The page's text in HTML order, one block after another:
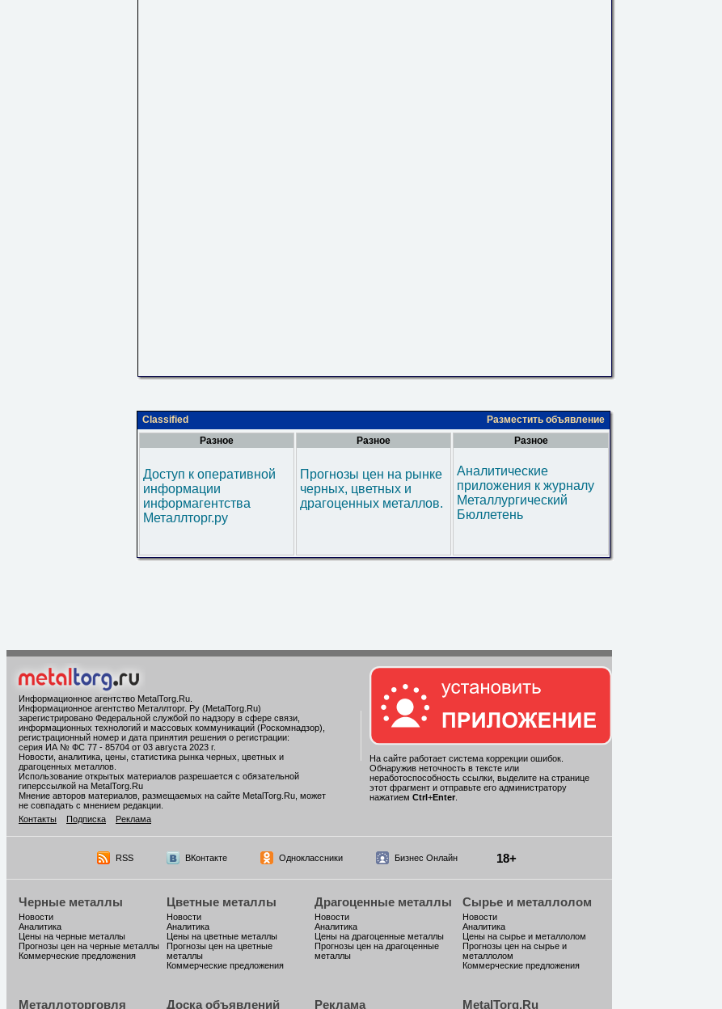
Classified
Разместить объявление
Разное
Доступ к оперативной
информации
информагентства
Металлторг.ру
Разное
Прогнозы цен на рынке
черных, цветных и
драгоценных металлов.
Разное
Аналитические
приложения к журналу
Металлургический
Бюллетень
Информационное агентство MetalTorg.Ru
Информационное агентство Металлторг. Ру (MetalTorg.Ru)
зарегистрировано Федеральной службой по надзору в сфере связи,
информационных технологий и массовых коммуникаций (Роскомнадзор),
регистрационный номер и дата принятия решения о регистрации:
серия ИА № ФС 77 - 85704 от 03 августа 2023 г.
Новости, аналитика, цены, статистика рынка черных, цветных и
драгоценных металлов.
Использование открытых материалов разрешается с обязательной
гиперссылкой на MetalTorg.Ru
Мнение авторов материалов, размещаемых на сайте MetalTorg.Ru, может
не совпадать с мнением редакции.
Контакты
Подписка Реклама
На сайте работает система коррекции ошибок.
Обнаружив неточность в тексте или
неработоспособность ссылки, выделите на странице
этот фрагмент и отправьте его администратору
нажатием Ctrl +Enter.
RSS ВКонтакте Одноклассники Бизнес Онлайн 18+
Черные металлы
Новости
Аналитика
Цены на черные металлы
Прогнозы цен на черные металлы
Коммерческие предложения
Цветные металлы
Новости
Аналитика
Цены на цветные металлы
Прогнозы цен на цветные
металлы
Коммерческие предложения
Драгоценные металлы
Новости
Аналитика
Цены на драгоценные металлы
Прогнозы цен на драгоценные
металлы
Сырье и металлолом
Новости
Аналитика
Цены на сырье и металлолом
Прогнозы цен на сырье и
металлолом
Коммерческие предложения
Металлоторговля Доска объявлений Реклама MetalTorg.Ru